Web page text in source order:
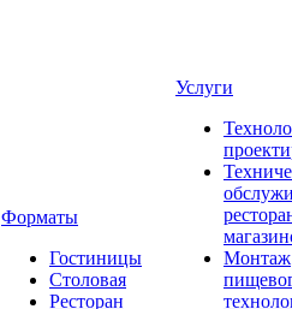
Форматы
Гостиницы
Столовая
Ресторан
Услуги
Монтаж